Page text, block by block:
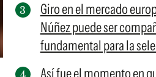
Giro en el mercado
Núñez puede ser
fundamental para la
Así fue el momento en